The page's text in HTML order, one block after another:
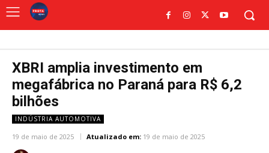
XBRI amplia investimento em
megafábrica no Paraná para R$ 6,2
bilhões
INDÚSTRIA AUTOMOTIVA
19 de maio de 2025 Atualizado em: 19 de maio de 2025